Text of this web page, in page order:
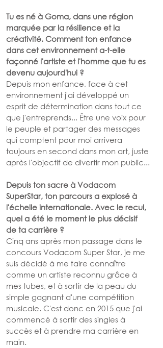
Tu es né à Goma, dans une région
marquée par la résilience et la
créativité. Comment ton enfance
dans cet environnement a-t-elle
façonné l'artiste et l'homme que tu es
devenu aujourd'hui ?
Depuis mon enfance, face à cet
environnement j'ai développé un
esprit de détermination dans tout ce
que j'entreprends... Être une voix pour
le peuple et partager des messages
qui comptent pour moi arrivera
toujours en second dans mon art, juste
après l'objectif de divertir mon public...
Depuis ton sacre à Vodacom
SuperStar, ton parcours a explosé à
l'échelle internationale. Avec le recul,
quel a été le moment le plus décisif
de ta carrière ?
Cinq ans après mon passage dans le
concours Vodacom Super Star, je me
suis décidé à me faire connaître
comme un artiste reconnu grâce à
mes tubes, et à sortir de la peau du
simple gagnant d'une compétition
musicale. C'est donc en 2015 que j'ai
commencé à sortir des singles à
succès et à prendre ma carrière en
main.